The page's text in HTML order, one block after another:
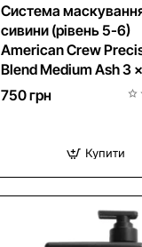
Система
сивини (рівень 5-6)
American Crew
Blend Medium Ash 3
750 грн
Купити